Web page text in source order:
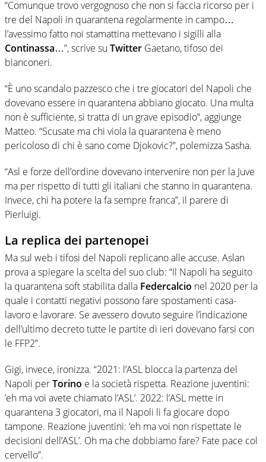
“Comunque trovo vergognoso che non si faccia ricorso per i
tre del Napoli in quarantena regolarmente in campo…
l’avessimo fatto noi stamattina mettevano i sigilli alla
Continassa…”, scrive su Twitter Gaetano, tifoso dei
bianconeri.
“È uno scandalo pazzesco che i tre giocatori del Napoli che
dovevano essere in quarantena abbiano giocato. Una multa
non è sufficiente, si tratta di un grave episodio”, aggiunge
Matteo. “Scusate ma chi viola la quarantena è meno
pericoloso di chi è sano come Djokovic?”, polemizza Sasha.
“Asl e forze dell’ordine dovevano intervenire non per la Juve
ma per rispetto di tutti gli italiani che stanno in quarantena.
Invece, chi ha potere la fa sempre franca”, il parere di
Pierluigi.
La replica dei partenopei
Ma sul web i tifosi del Napoli replicano alle accuse. Aslan
prova a spiegare la scelta del suo club: “Il Napoli ha seguito
la quarantena soft stabilita dalla Federcalcio nel 2020 per la
quale i contatti negativi possono fare spostamenti casa-
lavoro e lavorare. Se avessero dovuto seguire l’indicazione
dell’ultimo decreto tutte le partite di ieri dovevano farsi con
le FFP2”.
Gigi, invece, ironizza. “2021: l’ASL blocca la partenza del
Napoli perTorino e la società rispetta. Reazione juventini:
’eh ma voi avete chiamato l’ASL’. 2022: l’ASL mette in
quarantena 3 giocatori, ma il Napoli li fa giocare dopo
tampone. Reazione juventini: ‘eh ma voi non rispettate le
decisioni dell’ASL’. Oh ma che dobbiamo fare? Fate pace col
cervello”.